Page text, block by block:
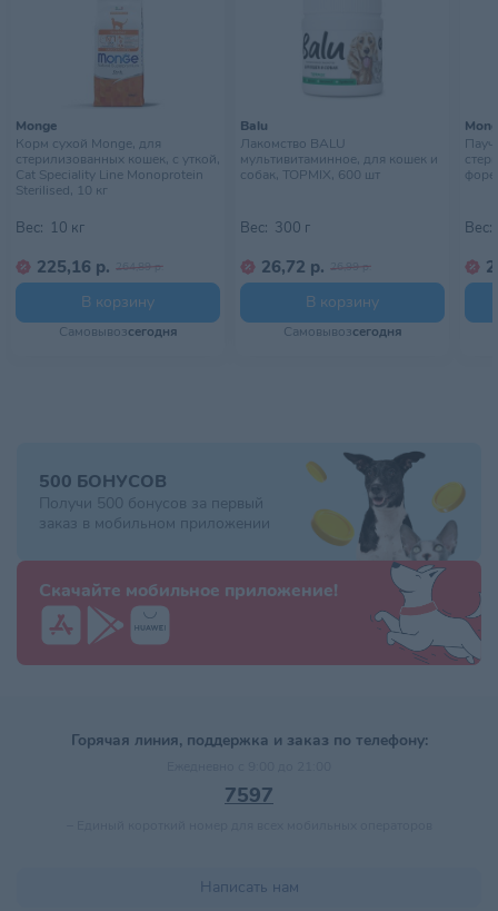
Условия хранения
Хранить в сухом, прохладном
Monge
Корм сухой Monge, для
стерилизованных кошек, с уткой,
Cat Speciality Line Monoprotein
Sterilised, 10 кг
Вес: 10 кг
225,16 р. 264,89 р.
В корзину
Самовывозсегодня
Balu
Лакомство BALU
мультивитаминное, для кошек и
собак, TOPMIX, 600 шт
Вес: 300 г
26,72 р. 26,99 р.
В корзину
Самовывозсегодня
Пауч
Вес:
500 БОНУСОВ
Получи 500 бонусов за первый
заказ в мобильном приложении
Скачайте мобильное приложение!
Горячая линия, поддержка и заказ по телефону:
7597
Написать нам